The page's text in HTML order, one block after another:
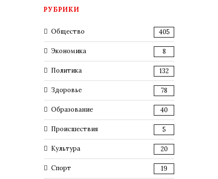
РУБРИКИ
Общество 405
Экономика 8
Политика 132
Здоровье 78
Образование 40
Происшествия 5
Культура 20
Спорт 19